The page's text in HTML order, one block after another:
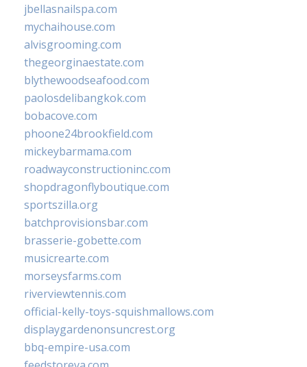
jbellasnailspa.com
mychaihouse.com
alvisgrooming.com
thegeorginaestate.com
blythewoodseafood.com
paolosdelibangkok.com
bobacove.com
phoone24brookfield.com
mickeybarmama.com
roadwayconstructioninc.com
shopdragonflyboutique.com
sportszilla.org
batchprovisionsbar.com
brasserie-gobette.com
musicrearte.com
morseysfarms.com
riverviewtennis.com
official-kelly-toys-squishmallows.com
displaygardenonsuncrest.org
bbq-empire-usa.com